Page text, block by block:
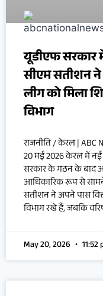
यूडीएफ सरकार
सीएम सतीशन ने
लीग को मिला
विभाग
राजनीति / केरल | ABC
20 मई 2026 केरल में नई
सरकार के गठन के बाद
आधिकारिक रूप से
सतीशन ने अपने पास
विभाग रखे हैं, जबकि
May 20, 2026 11:52